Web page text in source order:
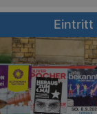
Eintritt